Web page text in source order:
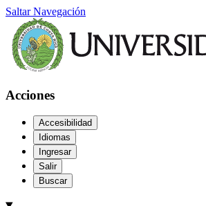
Saltar Navegación
Acciones
Accesibilidad
Idiomas
Ingresar
Salir
Buscar